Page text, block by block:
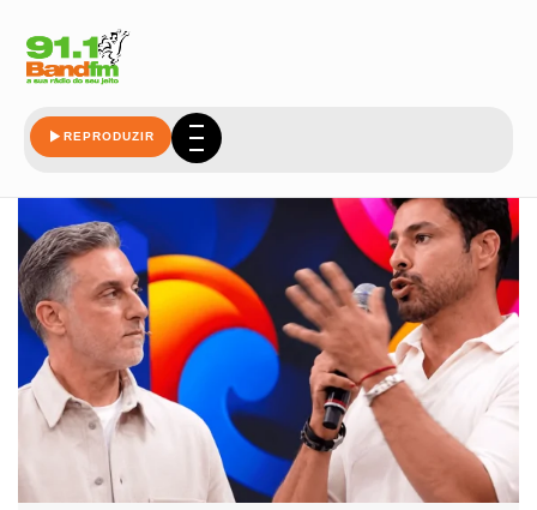
REPRODUZIR